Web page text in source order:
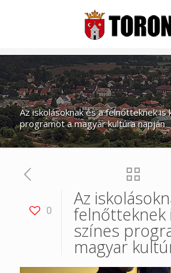
Az iskolásoknak és a felnőtteknek is
programot a magyar kultúra napján
0
Az
felnőtteknek
színes
magyar